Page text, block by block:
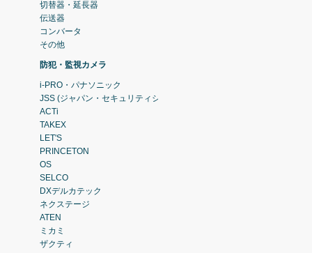
切替器・延長器
伝送器
コンバータ
その他
防犯・監視カメラ
i-PRO・パナソニック
JSS (ジャパン・セキュリティシステム)
ACTi
TAKEX
LET'S
PRINCETON
OS
SELCO
DXデルカテック
ネクステージ
ATEN
ミカミ
ザクティ